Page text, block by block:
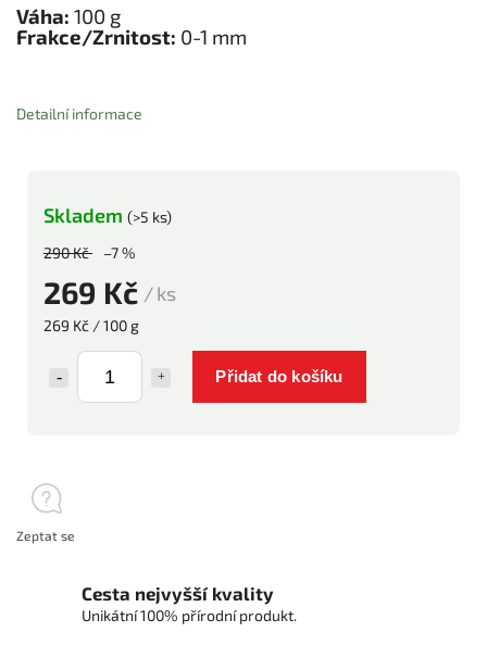
290 Kč –7 %
269 Kč / ks
269 Kč / 100 g
Přidat do košíku
Skladem (>5 ks)
Váha: 100 g
Frakce/Zrnitost: 0-1 mm
Detailní informace
Zeptat se
Cesta nejvyšší kvality
Unikátní 100% přírodní produkt.